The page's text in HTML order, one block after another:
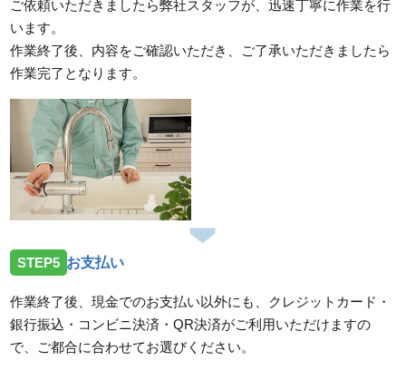
ご依頼いただきましたら弊社スタッフが、迅速丁寧に作業を行
います。
作業終了後、内容をご確認いただき、ご了承いただきましたら
作業完了となります。
STEP5 お支払い
作業終了後、現金でのお支払い以外にも、クレジットカード・
銀行振込・コンビニ決済・QR決済がご利用いただけますの
で、ご都合に合わせてお選びください。